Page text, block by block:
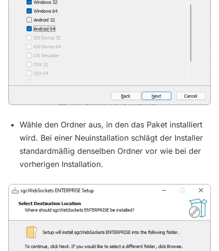
Wähle den Ordner aus, in den das Paket installiert
wird. Bei einer Neuinstallation schlägt der Installer
standardmäßig denselben Ordner vor wie bei der
vorherigen Installation.